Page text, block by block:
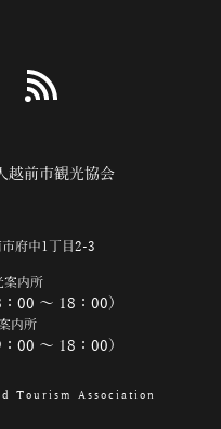
越前市観光協会
府中1丁目2-3
案内所
00 ～ 18：00）
内所
00 ～ 18：00）
Tourism Association